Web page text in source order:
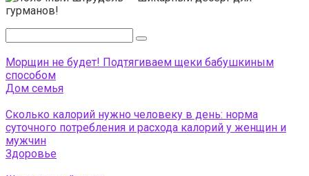
Морщин не будет! Подтягиваем щеки бабушкиным
способом
Дом семья
Сколько калорий нужно человеку в день: норма
суточного потребления и расхода калорий у женщин и
мужчин
Здоровье